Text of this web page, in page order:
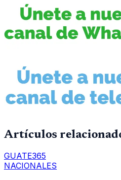
Artículos
GUATE365
NACIONALES